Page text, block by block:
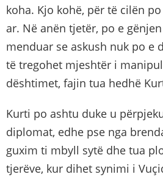
koha. Kjo kohë, për të cilën
ar. Në anën tjetër, po e
menduar se askush nuk po e
të tregohet mjeshtër i
dështimet, fajin tua hedhë
Kurti po ashtu duke u
diplomat, edhe pse nga
guxim ti mbyll sytë dhe tua
tjerëve, kur dihet synimi i